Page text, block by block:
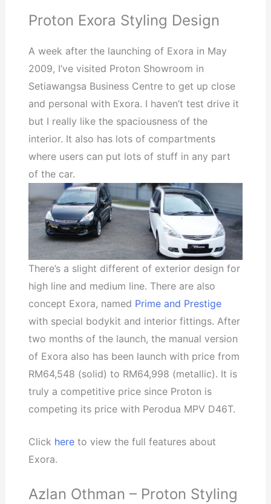
Proton Exora Styling Design
A week after the launching of Exora in May
2009, I’ve visited Proton Showroom in
Setiawangsa Business Centre to get up close
and personal with Exora. I haven’t test drive it
but I really like the spaciousness of the
interior. It also has lots of compartments
where users can put lots of stuff in any part
of the car.
There’s a slight different of exterior design for
high line and medium line. There are also
concept Exora, named Prime and Prestige
with special bodykit and interior fittings. After
two months of the launch, the manual version
of Exora also has been launch with price from
RM64,548 (solid) to RM64,998 (metallic). It is
truly a competitive price since Proton is
competing its price with Perodua MPV D46T.
Click hereto view the full features about
Exora.
Azlan Othman – Proton Styling